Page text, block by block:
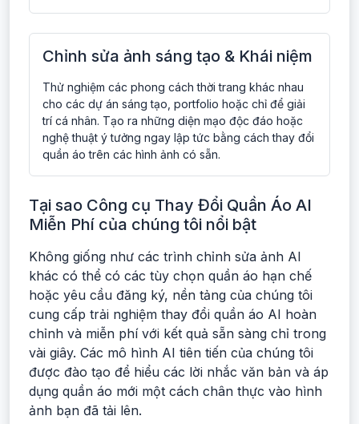
Chỉnh sửa ảnh sáng tạo & Khái niệm
Thử nghiệm các phong cách thời trang khác nhau
cho các dự án sáng tạo, portfolio hoặc chỉ để giải
trí cá nhân. Tạo ra những diện mạo độc đáo hoặc
nghệ thuật ý tưởng ngay lập tức bằng cách thay đổi
quần áo trên các hình ảnh có sẵn.
Tại sao Công cụ Thay Đổi Quần Áo AI
Miễn Phí của chúng tôi nổi bật
Không giống như các trình chỉnh sửa ảnh AI
khác có thể có các tùy chọn quần áo hạn chế
hoặc yêu cầu đăng ký, nền tảng của chúng tôi
cung cấp trải nghiệm thay đổi quần áo AI hoàn
chỉnh và miễn phí với kết quả sẵn sàng chỉ trong
vài giây. Các mô hình AI tiên tiến của chúng tôi
được đào tạo để hiểu các lời nhắc văn bản và áp
dụng quần áo mới một cách chân thực vào hình
ảnh bạn đã tải lên.